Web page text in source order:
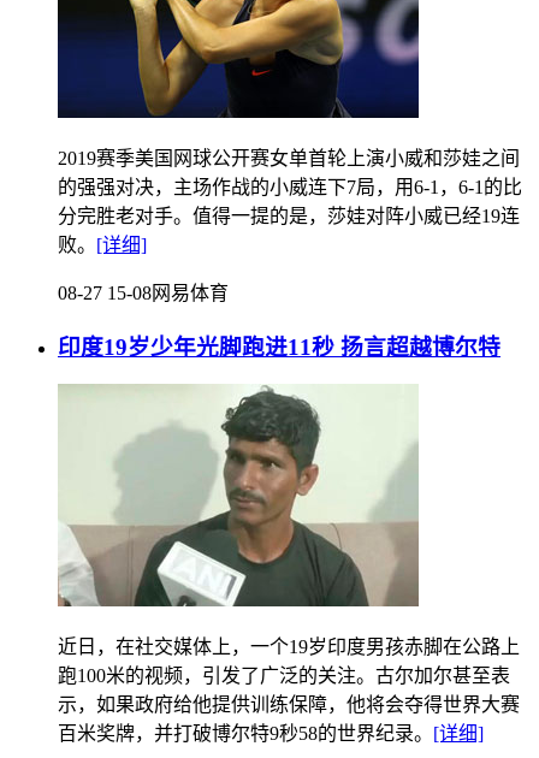
2019赛季美国网球公开赛女单首轮上演小威和莎娃之间
的强强对决，主场作战的小威连下7局，用6-1，6-1的比
分完胜老对手。值得一提的是，莎娃对阵小威已经19连
败。 [详细]
08-27 15-08网易体育
印度19岁少年光脚跑进11秒 扬言超越博尔特
近日，在社交媒体上，一个19岁印度男孩赤脚在公路上
跑100米的视频，引发了广泛的关注。古尔加尔甚至表
示，如果政府给他提供训练保障，他将会夺得世界大赛
百米奖牌，并打破博尔特9秒58的世界纪录。 [详细]